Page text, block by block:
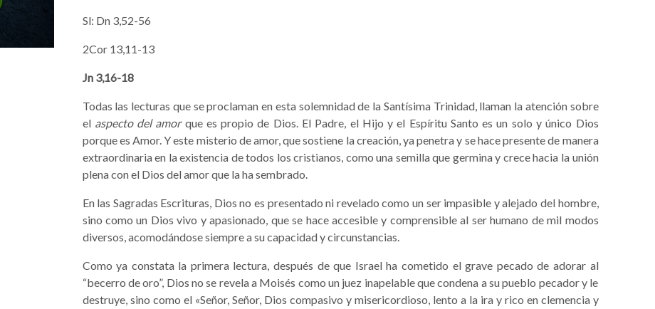
Sl: Dn 3,52-56
2Cor 13,11-13
Jn 3,16-18
Todas las lecturas que se proclaman en esta solemnidad de la Santísima Trinidad, llaman la atención sobre
el aspecto del amorque es propio de Dios. El Padre, el Hijo y el Espíritu Santo es un solo y único Dios
porque es Amor. Y este misterio de amor, que sostiene la creación, ya penetra y se hace presente de manera
extraordinaria en la existencia de todos los cristianos, como una semilla que germina y crece hacia la unión
plena con el Dios del amor que la ha sembrado.
En las Sagradas Escrituras, Dios no es presentado ni revelado como un ser impasible y alejado del hombre,
sino como un Dios vivo y apasionado, que se hace accesible y comprensible al ser humano de mil modos
diversos, acomodándose siempre a su capacidad y circunstancias.
Como ya constata la primera lectura, después de que Israel ha cometido el grave pecado de adorar al
“becerro de oro”, Dios no se revela a Moisés como un juez inapelable que condena a su pueblo pecador y le
destruye, sino como el «Señor, Señor, Dios compasivo y misericordioso, lento a la ira y rico en clemencia y